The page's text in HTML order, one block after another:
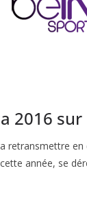
2016 sur
retransmettre
année, se